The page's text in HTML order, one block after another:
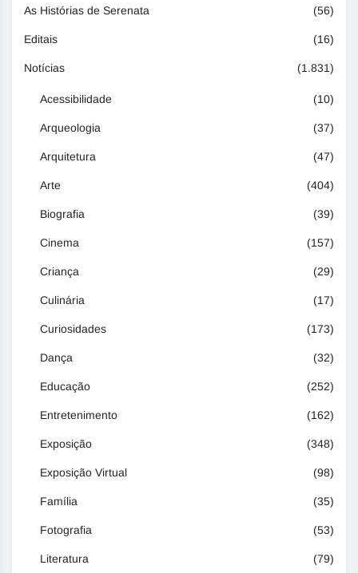
As Histórias de Serenata (56)
Editais (16)
Notícias (1.831)
Acessibilidade (10)
Arqueologia (37)
Arquitetura (47)
Arte (404)
Biografia (39)
Cinema (157)
Criança (29)
Culinária (17)
Curiosidades (173)
Dança (32)
Educação (252)
Entretenimento (162)
Exposição (348)
Exposição Virtual (98)
Família (35)
Fotografia (53)
Literatura (79)